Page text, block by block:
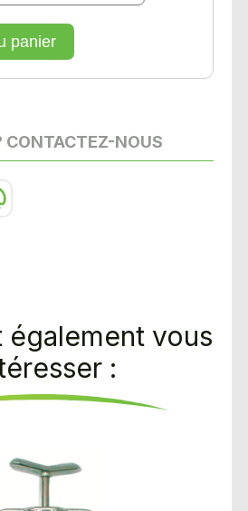
CONTACTEZ-NOUS
également vous
: